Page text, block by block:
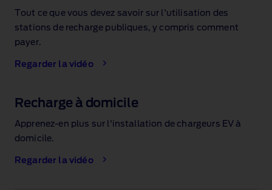
Tout ce que vous devez savoir sur l'utilisation des
stations de recharge publiques, y compris comment
payer.
Regarder la vidéo
Recharge à domicile
Apprenez‑en plus sur l'installation de chargeurs EV à
domicile.
Regarder la vidéo